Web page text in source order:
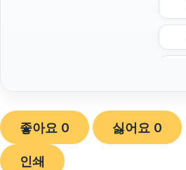
좋아요 0 싫어요 0
인쇄